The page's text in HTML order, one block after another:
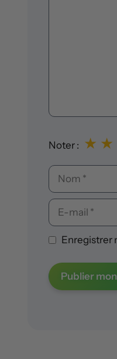
Noter : ★
★
Nom
E-
mail
Enregistrer